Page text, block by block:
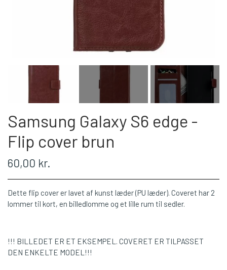
Samsung Galaxy S6 edge -
Flip cover brun
60,00 kr.
Dette flip cover er lavet af kunst læder (PU læder). Coveret har 2
lommer til kort, en billedlomme og et lille rum til sedler.
!!! BILLEDET ER ET EKSEMPEL. COVERET ER TILPASSET
DEN ENKELTE MODEL!!!